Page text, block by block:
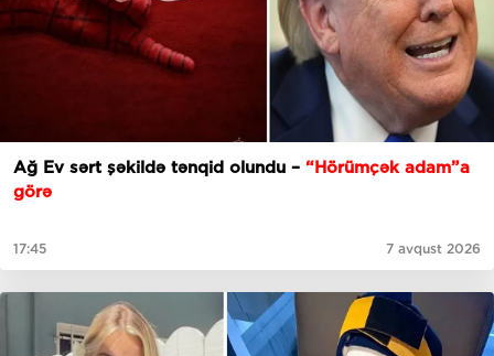
Ağ Ev sərt şəkildə tənqid olundu – “Hörümçək adam”a
görə
17:45 7 avqust 2026